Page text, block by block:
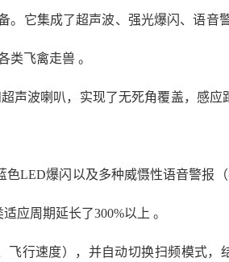
。它集成了超声波、强光爆闪、语
类飞禽走兽 。
声波喇叭，实现了无死角覆盖，感
色LED爆闪以及多种威慑性语音警
应周期延长了300%以上 。
飞行速度），并自动切换扫频模式